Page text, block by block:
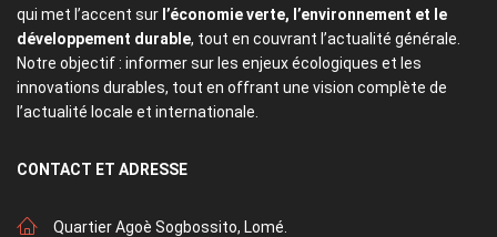
qui met l’accent sur l’économie verte, l’environnement et le
développement durable, tout en couvrant l’actualité générale.
Notre objectif : informer sur les enjeux écologiques et les
innovations durables, tout en offrant une vision complète de
l’actualité locale et internationale.
CONTACT ET ADRESSE
Quartier Agoè Sogbossito, Lomé.